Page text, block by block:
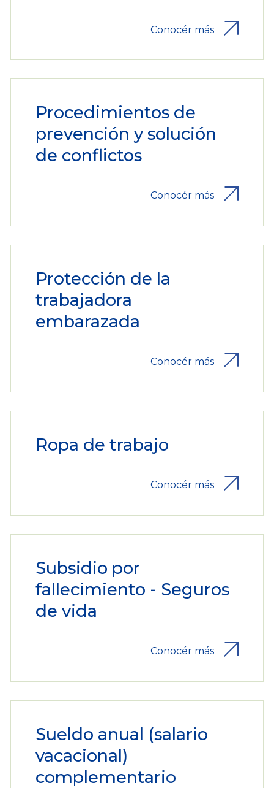
Conocér más
Procedimientos de
prevención y solución
de conflictos
Conocér más
Protección de la
trabajadora
embarazada
Conocér más
Ropa de trabajo
Conocér más
Subsidio por
fallecimiento - Seguros
de vida
Conocér más
Sueldo anual (salario
vacacional)
complementario